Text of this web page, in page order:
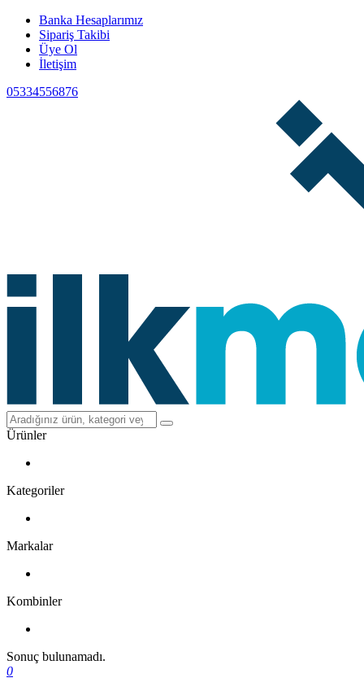
Banka Hesaplarımız
Sipariş Takibi
Üye Ol
İletişim
05334556876
Ürünler
Kategoriler
Markalar
Kombinler
Sonuç bulunamadı.
0